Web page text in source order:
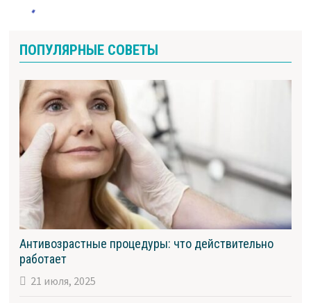
ПОПУЛЯРНЫЕ СОВЕТЫ
Антивозрастные процедуры: что действительно
работает
21 июля, 2025